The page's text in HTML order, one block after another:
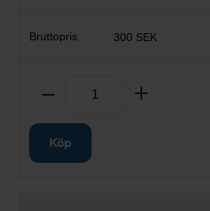
300 SEK
Ta bort
Köp